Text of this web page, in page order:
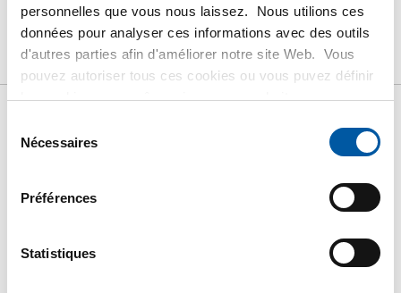
personnelles que vous nous laissez. Nous utilions ces
données pour analyser ces informations avec des outils
d'autres parties afin d'améliorer notre site Web. Vous
pouvez autoriser tous ces cookies ou vous puvez définir
les cookies vous-même si vous ne souhaitez pas que
plus d'informations sur les cookies que nous conservons
et les parties avec lesquelles nous travaillons dans notre
règlementICI
Nécessaires
Préférences
Statistiques
LISTE DE PRIX BRUT
TÉLÉCHARGEMENTS
CARACTÉRISTIQUES
Liste de prix bruts:
Tôle/feuillard Magnelis